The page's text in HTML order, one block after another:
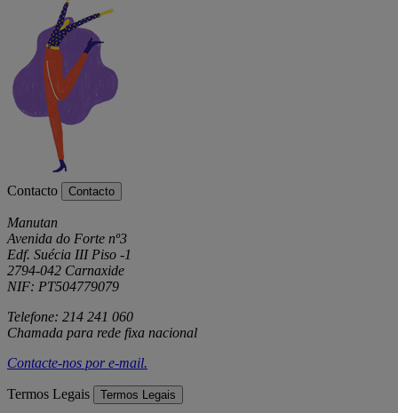
Contacto Contacto
Manutan
Avenida do Forte nº3
Edf. Suécia III Piso -1
2794-042 Carnaxide
NIF: PT504779079
Telefone: 214 241 060
Chamada para rede fixa nacional
Contacte-nos pore-mail.
Termos Legais Termos Legais